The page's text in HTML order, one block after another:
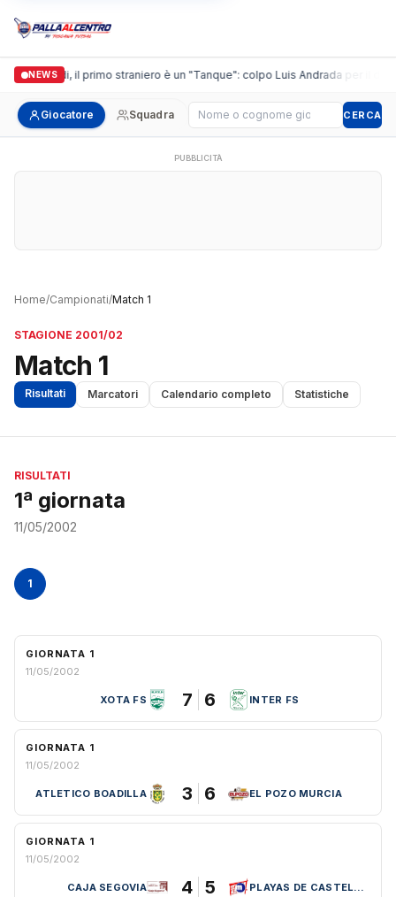
NEWS
Casalguidi, il primo straniero è un "Tanque": colpo Luis Andrada per il
Giocatore Squadra Cerca giocatore CERCA
PUBBLICITÀ
Home/Campionati/Match 1
STAGIONE 2001/02
Match 1
Risultati Marcatori Calendario completo Statistiche
RISULTATI
1ª giornata
11/05/2002
1
GIORNATA 1
11/05/2002
XOTA FS 7 6 INTER FS
GIORNATA 1
11/05/2002
ATLETICO BOADILLA 3 6 EL POZO MURCIA
GIORNATA 1
11/05/2002
CAJA SEGOVIA 4 5 PLAYAS DE CASTELLON